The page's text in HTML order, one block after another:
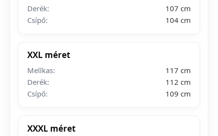
Derék:
107 cm
Csípő:
104 cm
XXL méret
Mellkas:
117 cm
Derék:
112 cm
Csípő:
109 cm
XXXL méret